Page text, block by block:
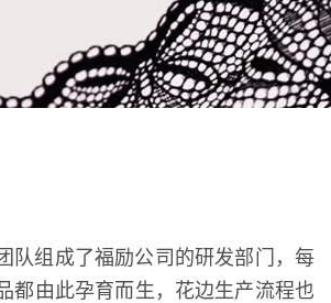
队组成了福励公司的研发部门，每
都由此孕育而生，花边生产流程也